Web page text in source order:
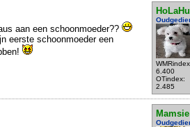
HoLaHu
6.400
OTindex:
2.485
aan een schoonmoeder??
eerste schoonmoeder een
Mamsie